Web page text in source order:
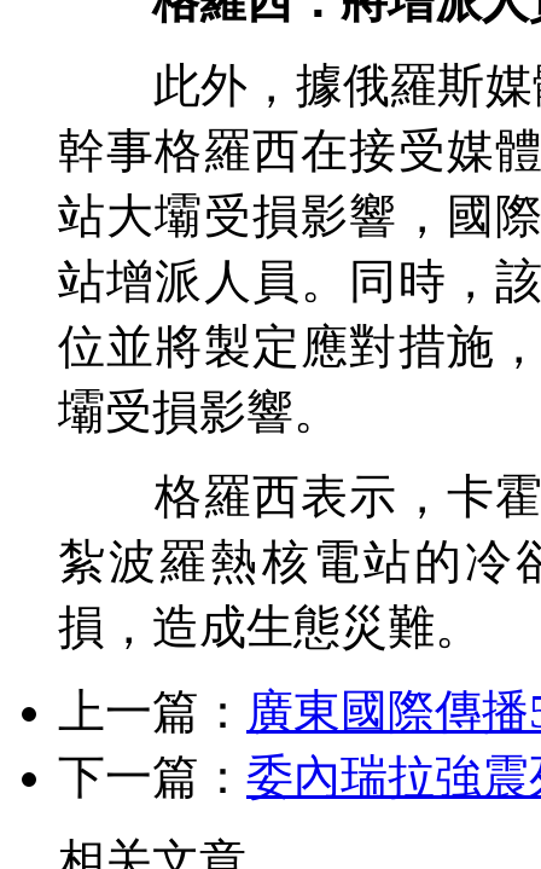
此外，據俄羅斯媒
幹事格羅西在接受媒
站大壩受損影響，國
站增派人員。同時，
位並將製定應對措施
壩受損影響。
格羅西表示，卡霍
紮波羅熱核電站的冷
損，造成生態災難。
上一篇： 廣東國際傳
下一篇： 委內瑞拉強